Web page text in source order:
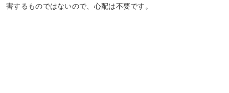
害するものではないので、心配は不要です。